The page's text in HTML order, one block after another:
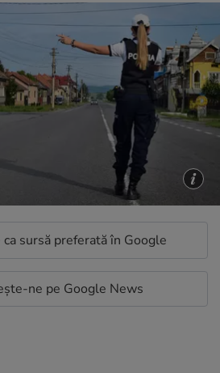
sursă preferată în Google
ne pe Google News